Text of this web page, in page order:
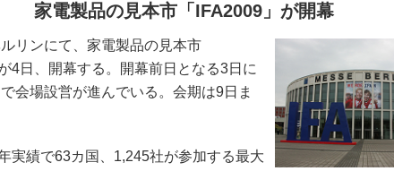
家電製品の見本市「IFA2009」が開幕
リンにて、家電製品の見本市
4日、開幕する。開幕前日となる3日に
会場設営が進んでいる。会期は9日ま
実績で63カ国、1,245社が参加する最大